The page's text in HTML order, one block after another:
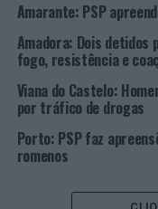
O menor foi,
progenitor e
Tribunal de Família e
Foi elaborado a
base na Lei Tutelar
de Família e
pela Meritíssima
Amarante: PSP
Amadora: Dois detidos
fogo, resistência e
Viana do Castelo:
por tráfico de drogas
Porto: PSP faz
romenos